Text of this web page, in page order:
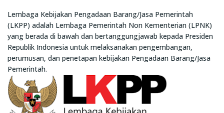
Lembaga Kebijakan Pengadaan Barang/Jasa Pemerintah
(LKPP) adalah Lembaga Pemerintah Non Kementerian (LPNK)
yang berada di bawah dan bertanggungjawab kepada Presiden
Republik Indonesia untuk melaksanakan pengembangan,
perumusan, dan penetapan kebijakan Pengadaan Barang/Jasa
Pemerintah.